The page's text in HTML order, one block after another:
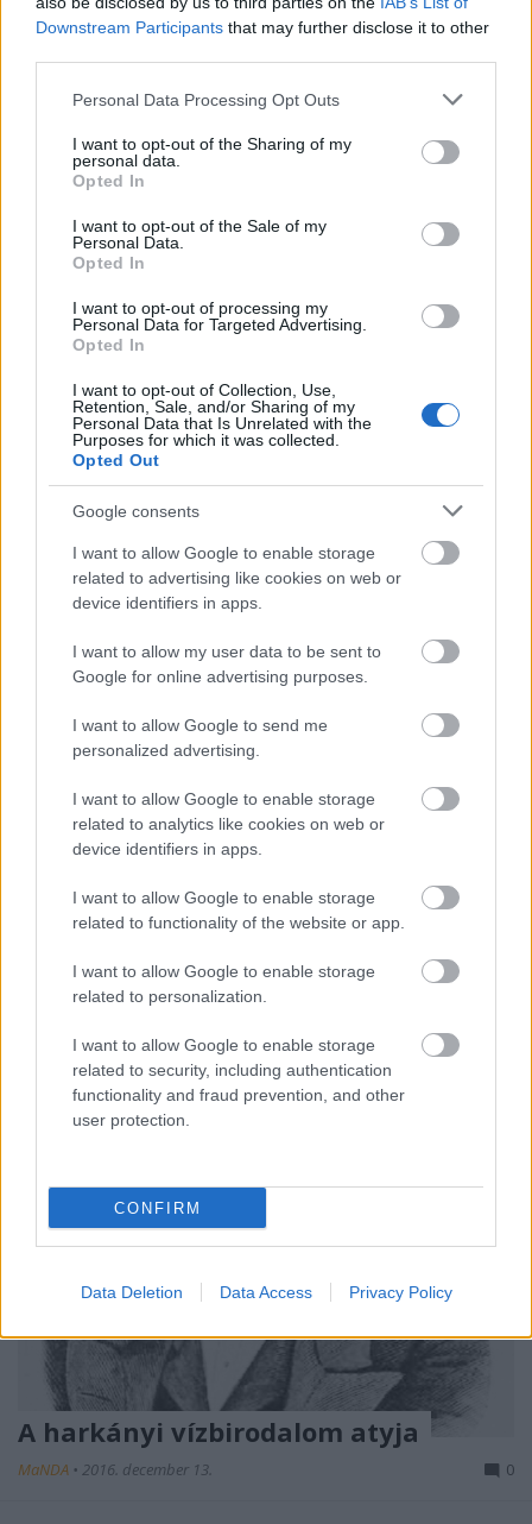
Downstream Participants that may further disclose it to other
Please note that this website/app uses one or more Google
not limited to your visit or usage behaviour. You may click to
grant or deny consent to Google and its third-party tags to
use your data for below specified purposes in below Google
consent section.
Personal Data Processing Opt Outs
I want to opt-out of the Sharing of my
personal data.
Opted In
I want to opt-out of the Sale of my
Personal Data.
Opted In
I want to opt-out of processing my
Personal Data for Targeted Advertising.
Opted In
I want to opt-out of Collection, Use,
Retention, Sale, and/or Sharing of my
Personal Data that Is Unrelated with the
Purposes for which it was collected.
Opted Out
Google consents
I want to allow Google to enable storage
related to advertising like cookies on web or
device identifiers in apps.
I want to allow my user data to be sent to
Google for online advertising purposes.
I want to allow Google to send me
personalized advertising.
I want to allow Google to enable storage
related to analytics like cookies on web or
device identifiers in apps.
I want to allow Google to enable storage
related to functionality of the website or app.
I want to allow Google to enable storage
related to personalization.
I want to allow Google to enable storage
related to security, including authentication
functionality and fraud prevention, and other
user protection.
CONFIRM
Data Deletion Data Access Privacy Policy
Herman Ottó Múzeum, Miskolc
• 2016. december 20.
a rendkívül gazdagadatbázisbaaz interneten,
amelyet a Magyar Nemzeti Digitális Archívum és ...
Aggtelek
Egyáltalán nem érdektelen néha belekattintani abba
a rendkívül gazdagadatbázisbaaz interneten,
amelyet a Magyar Nemzeti Digitális Archívum és ...
A harkányi vízbirodalom atyja
MaNDA • 2016. december 13. 0